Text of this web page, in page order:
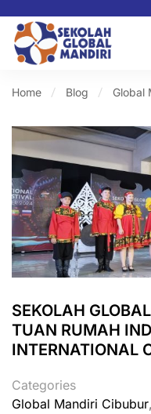
Home Blog Global
SEKOLAH
TUAN RUMAH
INTERNATIONAL
Categories
Global Mandiri Cibubur,